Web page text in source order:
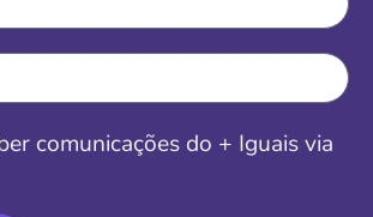
comunicações do + Iguais via